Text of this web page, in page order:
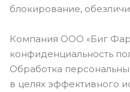
блокирование,
Компания ООО «Биг
конфиденциальность
Обработка
в целях эффективного